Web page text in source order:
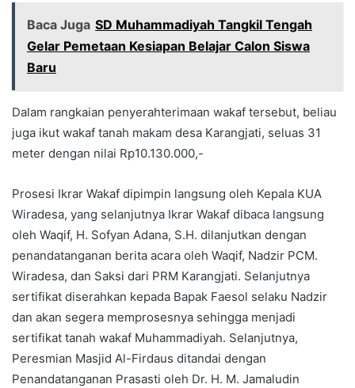
Baca Juga SD Muhammadiyah Tangkil Tengah
Gelar Pemetaan Kesiapan Belajar Calon Siswa
Baru
Dalam rangkaian penyerahterimaan wakaf tersebut, beliau
juga ikut wakaf tanah makam desa Karangjati, seluas 31
meter dengan nilai Rp10.130.000,-
Prosesi Ikrar Wakaf dipimpin langsung oleh Kepala KUA
Wiradesa, yang selanjutnya Ikrar Wakaf dibaca langsung
oleh Waqif, H. Sofyan Adana, S.H. dilanjutkan dengan
penandatanganan berita acara oleh Waqif, Nadzir PCM.
Wiradesa, dan Saksi dari PRM Karangjati. Selanjutnya
sertifikat diserahkan kepada Bapak Faesol selaku Nadzir
dan akan segera memprosesnya sehingga menjadi
sertifikat tanah wakaf Muhammadiyah. Selanjutnya,
Peresmian Masjid Al-Firdaus ditandai dengan
Penandatanganan Prasasti oleh Dr. H. M. Jamaludin